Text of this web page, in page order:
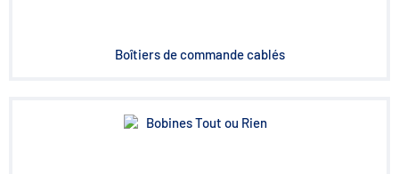
Boîtiers de commande cablés